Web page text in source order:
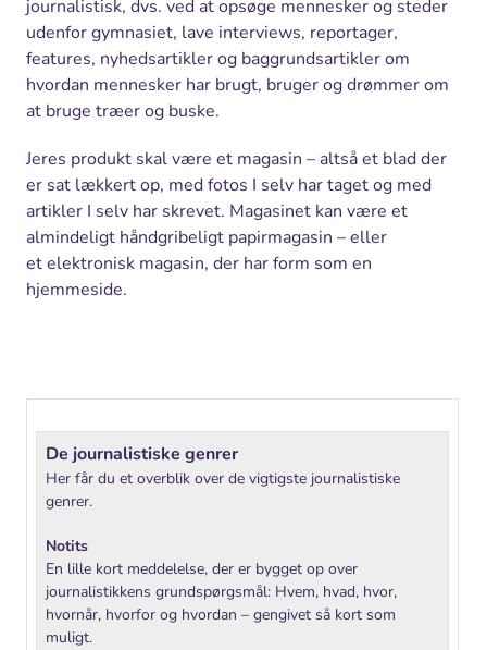
journalistisk, dvs. ved at opsøge mennesker og steder
udenfor gymnasiet, lave interviews, reportager,
features, nyhedsartikler og baggrundsartikler om
hvordan mennesker har brugt, bruger og drømmer om
at bruge træer og buske.
Jeres produkt skal være et magasin – altså et blad der
er sat lækkert op, med fotos I selv har taget og med
artikler I selv har skrevet. Magasinet kan være et
almindeligt håndgribeligt papirmagasin – eller
et elektronisk magasin, der har form som en
hjemmeside.
De journalistiske genrer
Her får du et overblik over de vigtigste journalistiske
genrer.
Notits
En lille kort meddelelse, der er bygget op over
journalistikkens grundspørgsmål: Hvem, hvad, hvor,
hvornår, hvorfor og hvordan – gengivet så kort som
muligt.